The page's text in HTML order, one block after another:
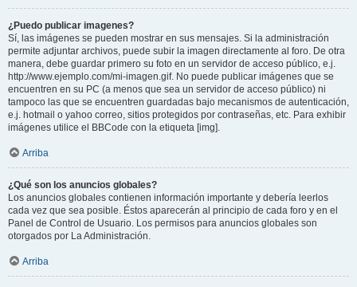
¿Puedo publicar imagenes?
Sí, las imágenes se pueden mostrar en sus mensajes. Si la administración
permite adjuntar archivos, puede subir la imagen directamente al foro. De otra
manera, debe guardar primero su foto en un servidor de acceso público, e.j.
http://www.ejemplo.com/mi-imagen.gif. No puede publicar imágenes que se
encuentren en su PC (a menos que sea un servidor de acceso público) ni
tampoco las que se encuentren guardadas bajo mecanismos de autenticación,
e.j. hotmail o yahoo correo, sitios protegidos por contraseñas, etc. Para exhibir
imágenes utilice el BBCode con la etiqueta [img].
Arriba
¿Qué son los anuncios globales?
Los anuncios globales contienen información importante y debería leerlos
cada vez que sea posible. Éstos aparecerán al principio de cada foro y en el
Panel de Control de Usuario. Los permisos para anuncios globales son
otorgados por La Administración.
Arriba